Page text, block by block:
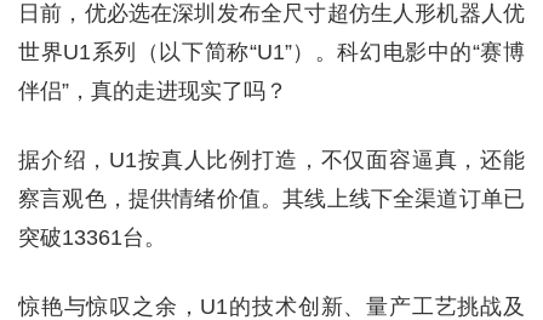
日前，优必选在深圳发布全尺寸超仿生人形机器人优
世界U1系列（以下简称“U1”）。科幻电影中的“赛博
伴侣”，真的走进现实了吗？
据介绍，U1按真人比例打造，不仅面容逼真，还能
察言观色，提供情绪价值。其线上线下全渠道订单已
突破13361台。
惊艳与惊叹之余，U1的技术创新、量产工艺挑战及